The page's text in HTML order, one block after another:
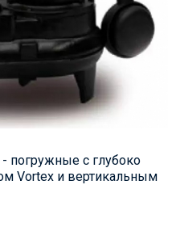
- погружные с глубоко
Vortex и вертикальным